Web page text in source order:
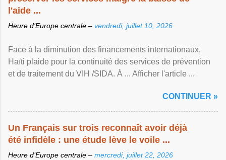
l'aide ...
Heure d’Europe centrale – vendredi, juillet 10, 2026
Face à la diminution des financements internationaux,
Haïti plaide pour la continuité des services de prévention
et de traitement du VIH /SIDA. À ... Afficher l'article ...
CONTINUER »
Un Français sur trois reconnaît avoir déjà
été infidèle : une étude lève le voile ...
Heure d’Europe centrale – mercredi, juillet 22, 2026